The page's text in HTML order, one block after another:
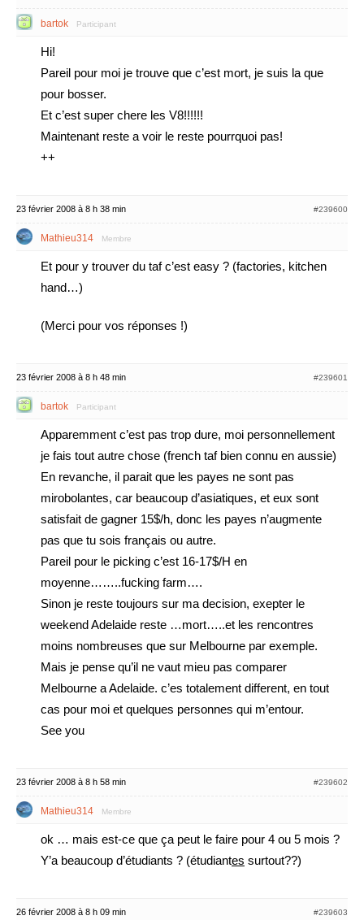
bartok Participant
Hi!
Pareil pour moi je trouve que c’est mort, je suis la que
pour bosser.
Et c’est super chere les V8!!!!!!
Maintenant reste a voir le reste pourrquoi pas!
++
23 février 2008 à 8 h 38 min #239600
Mathieu314 Membre
Et pour y trouver du taf c’est easy ? (factories, kitchen
hand…)
(Merci pour vos réponses !)
23 février 2008 à 8 h 48 min #239601
bartok Participant
Apparemment c’est pas trop dure, moi personnellement
je fais tout autre chose (french taf bien connu en aussie)
En revanche, il parait que les payes ne sont pas
mirobolantes, car beaucoup d’asiatiques, et eux sont
satisfait de gagner 15$/h, donc les payes n’augmente
pas que tu sois français ou autre.
Pareil pour le picking c’est 16-17$/H en
moyenne……..fucking farm….
Sinon je reste toujours sur ma decision, exepter le
weekend Adelaide reste …mort…..et les rencontres
moins nombreuses que sur Melbourne par exemple.
Mais je pense qu’il ne vaut mieu pas comparer
Melbourne a Adelaide. c’es totalement different, en tout
cas pour moi et quelques personnes qui m’entour.
See you
23 février 2008 à 8 h 58 min #239602
Mathieu314 Membre
ok … mais est-ce que ça peut le faire pour 4 ou 5 mois ?
Y’a beaucoup d’étudiants ? (étudiantes surtout??)
26 février 2008 à 8 h 09 min #239603